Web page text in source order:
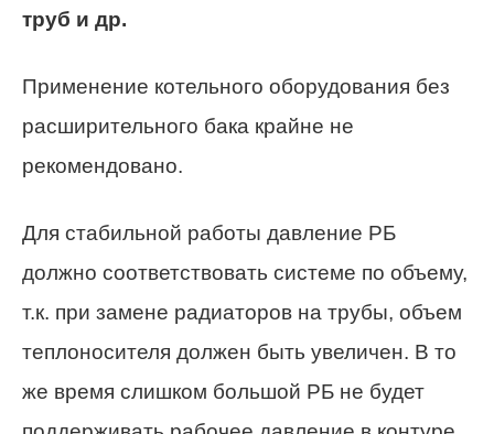
труб и др.
Применение котельного оборудования без
расширительного бака крайне не
рекомендовано.
Для стабильной работы давление РБ
должно соответствовать системе по объему,
т.к. при замене радиаторов на трубы, объем
теплоносителя должен быть увеличен. В то
же время слишком большой РБ не будет